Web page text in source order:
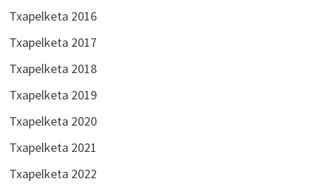
Txapelketa 2016
Txapelketa 2017
Txapelketa 2018
Txapelketa 2019
Txapelketa 2020
Txapelketa 2021
Txapelketa 2022